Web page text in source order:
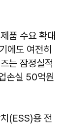
품 수요 확대
에도 여전히
는 잠정실적
손실 50억원
(ESS)용 전